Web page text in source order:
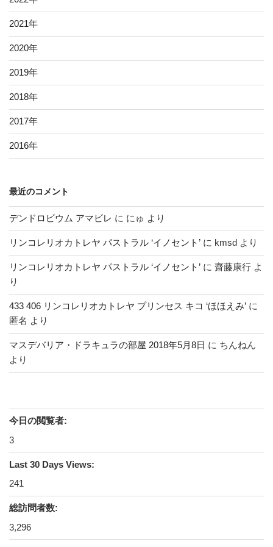
2021年
2020年
2019年
2018年
2017年
2016年
最近のコメント
デンドロビウム アマビレ に にゅ より
リンコレリオカトレヤ パストラル ‘イノセント’ に kmsd より
リンコレリオカトレヤ パストラル ‘イノセント’ に 齋藤康行 よ
り
433 406 リンコレリオカトレヤ プリンセス キコ ‘ほほえみ’ に
匿名 より
マスデバリア・ドラキュラの部屋 2018年5月8日 に ちんねん
より
今日の閲覧者:
3
Last 30 Days Views:
241
総訪問者数:
3,296